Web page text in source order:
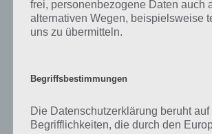
Tägliches Rätsel New York
11.1.19 Zur Lösung
12.1.19 Zur
frei, personenbezogene Daten auch
alternativen Wegen, beispielsweise
uns zu übermitteln.
Begriffsbestimmungen
Die Datenschutzerklärung beruht auf
Begrifflichkeiten, die durch den